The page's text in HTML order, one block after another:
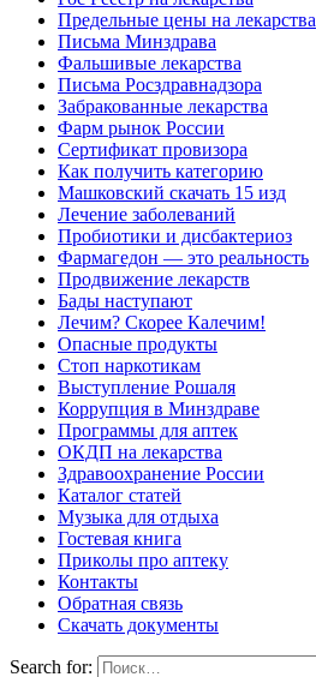
Предельные цены на лекарства
Письма Минздрава
Фальшивые лекарства
Письма Росздравнадзора
Забракованные лекарства
Фарм рынок России
Сертификат провизора
Как получить категорию
Машковский скачать 15 изд
Лечение заболеваний
Пробиотики и дисбактериоз
Фармагедон — это реальность
Продвижение лекарств
Бады наступают
Лечим? Скорее Калечим!
Опасные продукты
Стоп наркотикам
Выступление Рошаля
Коррупция в Минздраве
Программы для аптек
ОКДП на лекарства
Здравоохранение России
Каталог статей
Музыка для отдыха
Гостевая книга
Приколы про аптеку
Контакты
Обратная связь
Скачать документы
Search for: